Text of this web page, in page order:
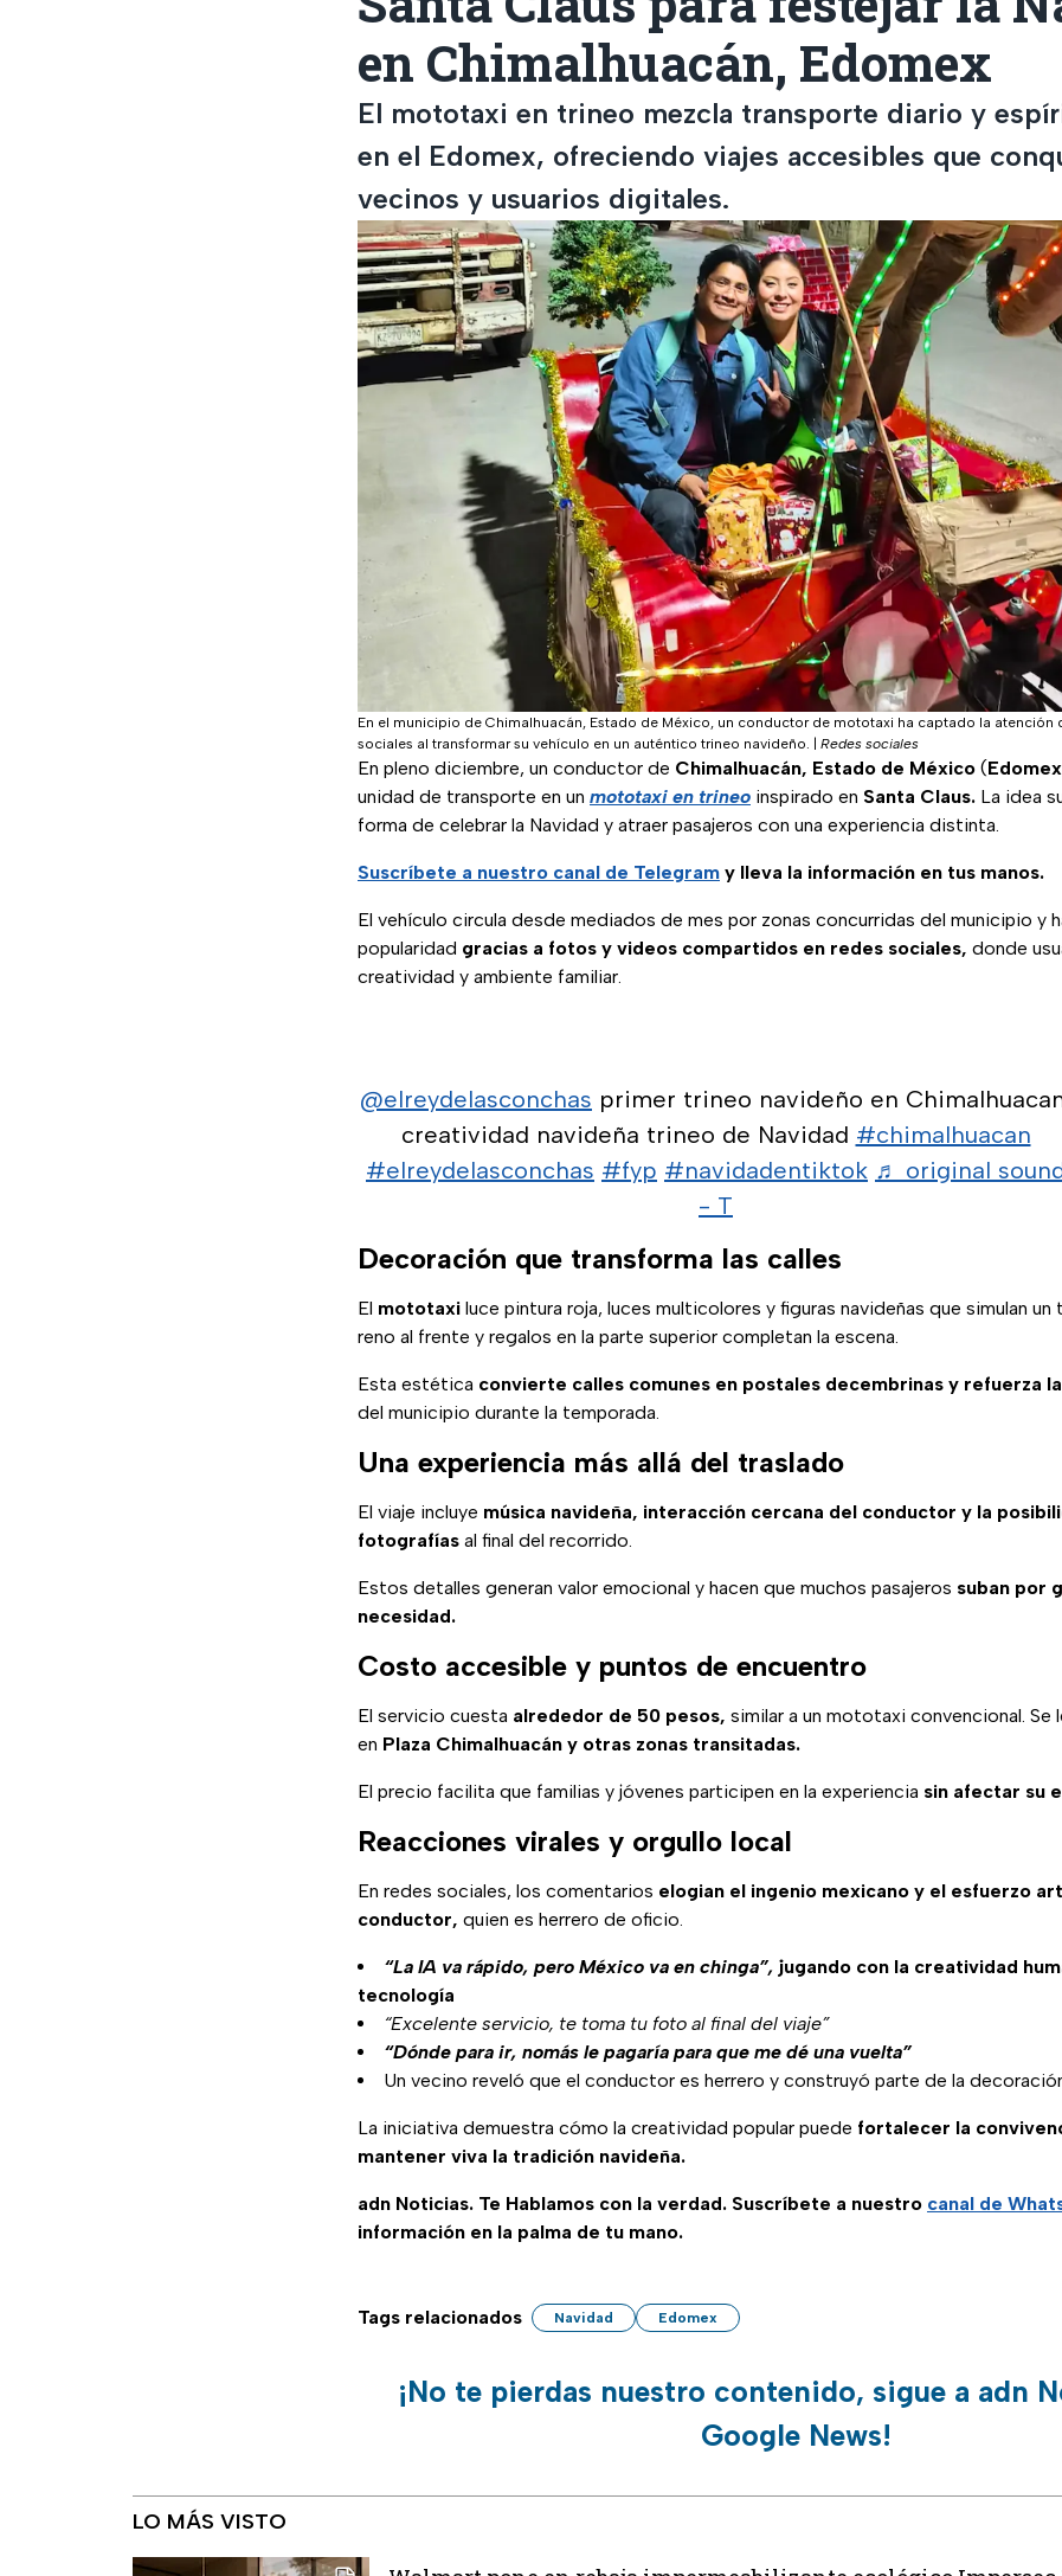
en Chimalhuacán, Edomex
El mototaxi en trineo mezcla transporte diario y
en el Edomex, ofreciendo viajes accesibles que
vecinos y usuarios digitales.
En el municipio de Chimalhuacán, Estado de México, un conductor de mototaxi ha captado la atención
sociales al transformar su vehículo en un auténtico trineo navideño.
Redes sociales
En pleno diciembre, un conductor de Chimalhuacán, Estado de México (Edomex
unidad de transporte en un mototaxi en trineo inspirado en Santa Claus. La idea
forma de celebrar la Navidad y atraer pasajeros con una experiencia distinta.
Suscríbete a nuestro canal de Telegram y lleva la información en tus manos.
El vehículo circula desde mediados de mes por zonas concurridas del municipio y
popularidad gracias a fotos y videos compartidos en redes sociales, donde
creatividad y ambiente familiar.
@elreydelasconchas primer trineo navideño en
creatividad navideña trineo de Navidad #chimalhuacan
#elreydelasconchas #fyp #navidadentiktok ♬ original
- T
Decoración que transforma las calles
El mototaxi luce pintura roja, luces multicolores y figuras navideñas que simulan un
reno al frente y regalos en la parte superior completan la escena.
Esta estética convierte calles comunes en postales decembrinas y refuerza
del municipio durante la temporada.
Una experiencia más allá del traslado
El viaje incluye música navideña, interacción cercana del conductor y la
fotografías al final del recorrido.
Estos detalles generan valor emocional y hacen que muchos pasajeros suban por
necesidad.
Costo accesible y puntos de encuentro
El servicio cuesta alrededor de 50 pesos, similar a un mototaxi convencional. Se
en Plaza Chimalhuacán y otras zonas transitadas.
El precio facilita que familias y jóvenes participen en la experiencia sin afectar su
Reacciones virales y orgullo local
En redes sociales, los comentarios elogian el ingenio mexicano y el esfuerzo
conductor, quien es herrero de oficio.
“La IA va rápido, pero México va en chinga”, jugando con la creatividad
tecnología
“Excelente servicio, te toma tu foto al final del viaje”
“Dónde para ir, nomás le pagaría para que me dé una vuelta”
Un vecino reveló que el conductor es herrero y construyó parte de la
La iniciativa demuestra cómo la creatividad popular puede fortalecer la
mantener viva la tradición navideña.
adn Noticias. Te Hablamos con la verdad. Suscríbete a nuestro canal de
información en la palma de tu mano.
Tags relacionados Navidad Edomex
¡No te pierdas nuestro contenido, sigue a adn
Google News!
LO MÁS VISTO